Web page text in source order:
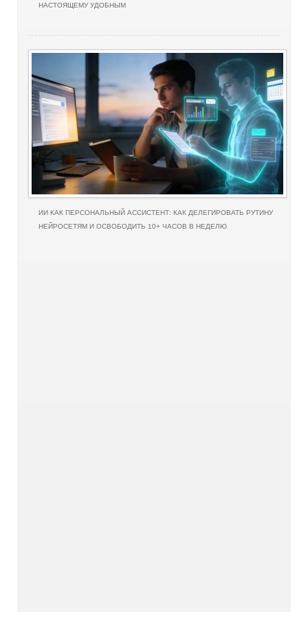
НАСТОЯЩЕМУ УДОБНЫМ
ИИ КАК ПЕРСОНАЛЬНЫЙ АССИСТЕНТ: КАК ДЕЛЕГИРОВАТЬ РУТИНУ
НЕЙРОСЕТЯМ И ОСВОБОДИТЬ 10+ ЧАСОВ В НЕДЕЛЮ